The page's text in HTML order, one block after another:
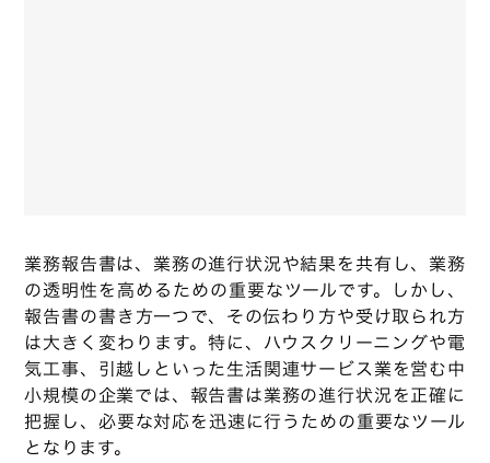
業務報告書は、業務の進行状況や結果を共有し、業務
の透明性を高めるための重要なツールです。しかし、
報告書の書き方一つで、その伝わり方や受け取られ方
は大きく変わります。特に、ハウスクリーニングや電
気工事、引越しといった生活関連サービス業を営む中
小規模の企業では、報告書は業務の進行状況を正確に
把握し、必要な対応を迅速に行うための重要なツール
となります。